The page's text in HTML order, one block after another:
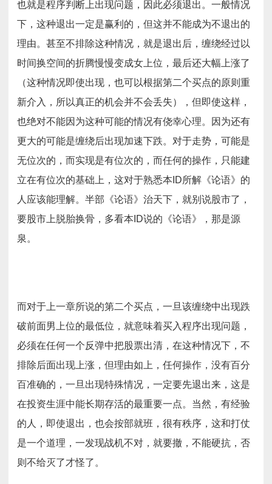
也就是程序判断上出现问题，因此必须退出。一般情况
下，这种退出一定是赢利的，但这并不能成为不退出的
理由。甚至不排除这种情况，就是退出后，缠绕经过以
时间换空间的折腾慢慢变成女上位，最后还大幅上涨了
（这种情况即使出现，也可以根据第二个买点的原则重
新介入，所以真正的机会并不会丢失），但即使这样，
也绝对不能因为这种可能的情况有侥幸心理。因为还有
更大的可能是缠绕后出现加速下跌。对于走势，可能是
无位次的，而实现是有位次的，而任何的操作，只能建
立在有位次的基础上，这对于熟悉本ID所解《论语》的
人应该能理解。半部《论语》治天下，就别说股市了，
要股市上脱胎换骨，多看本ID说的《论语》，那是源
泉。
而对于上一章所说的第二个买点，一旦该缠绕中出现跌
破前面男上位的最低位，就意味着买入程序出现问题，
必须在任何一个反弹中把股票出清，在这种情况下，不
排除后面出现上涨，但理由如上，任何操作，没有百分
百准确的，一旦出现特殊情况，一定要先退出来，这是
在投资生涯中能长期存活的最重要一点。当然，有经验
的人，即使退出，也会按部就班，很有秩序，这和打仗
是一个道理，一发现战机不对，就要撤，不能硬抗，否
则不给灭了才怪了。